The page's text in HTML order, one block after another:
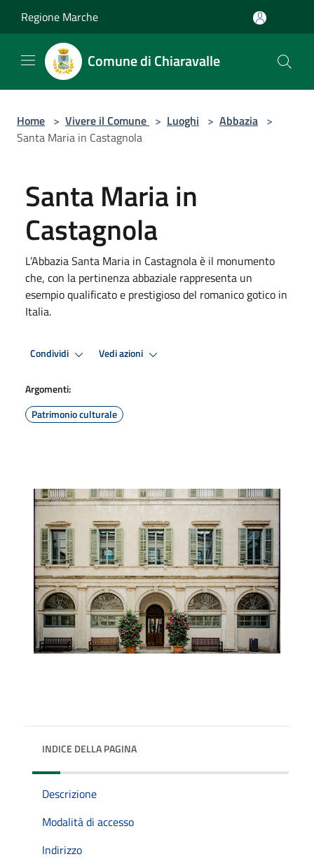
Regione Marche
Comune di Chiaravalle
Home > Vivere il Comune > Luoghi > Abbazia >
Santa Maria in Castagnola
Santa Maria in
Castagnola
L’Abbazia Santa Maria in Castagnola è il monumento
che, con la pertinenza abbaziale rappresenta un
esempio qualificato e prestigioso del romanico gotico in
Italia.
Condividi Vedi azioni
Argomenti:
Patrimonio culturale
INDICE DELLA PAGINA
Descrizione
Modalità di accesso
Indirizzo